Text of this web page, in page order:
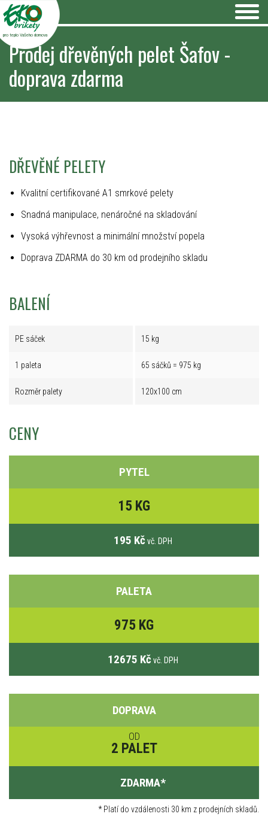
pro teplo Vašeho domova
Prodej dřevěných pelet Šafov -
doprava zdarma
DŘEVĚNÉ PELETY
Kvalitní certifikované A1 smrkové pelety
Snadná manipulace, nenáročné na skladování
Vysoká výhřevnost a minimální množství popela
Doprava ZDARMA do 30 km od prodejního skladu
BALENÍ
PE sáček 15 kg
1 paleta 65 sáčků = 975 kg
Rozměr palety 120x100 cm
CENY
PYTEL
15 KG
195 Kč vč. DPH
PALETA
975 KG
12675 Kč vč. DPH
DOPRAVA
OD
2 PALET
ZDARMA*
*Platí do vzdálenosti 30 km z prodejních skladů.